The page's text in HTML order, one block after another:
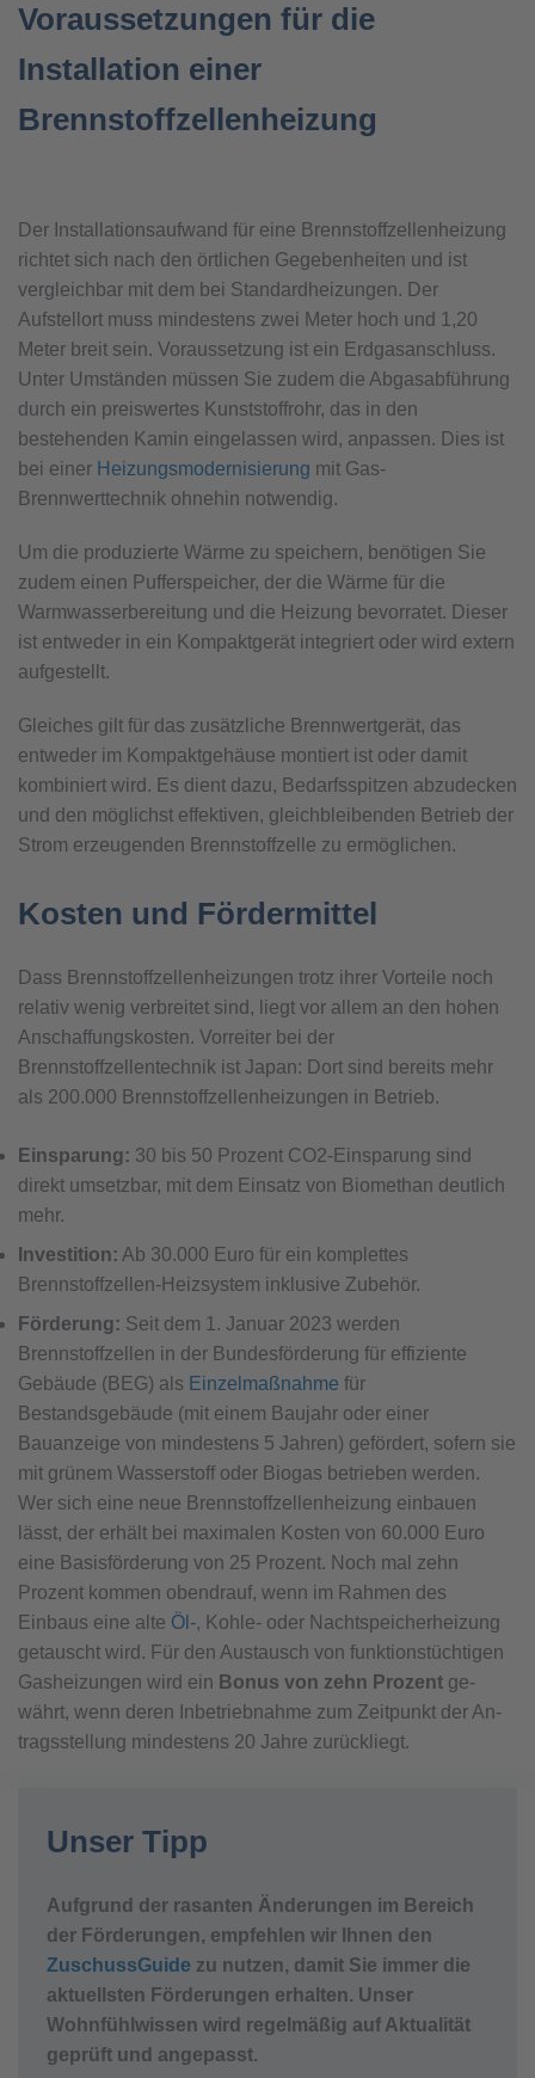
Voraussetzungen für die
Installation einer
Brennstoffzellenheizung
Der Installationsaufwand für eine Brennstoffzellenheizung
richtet sich nach den örtlichen Gegebenheiten und ist
vergleichbar mit dem bei Standardheizungen. Der
Aufstellort muss mindestens zwei Meter hoch und 1,20
Meter breit sein. Voraussetzung ist ein Erdgasanschluss.
Unter Umständen müssen Sie zudem die Abgasabführung
durch ein preiswertes Kunststoffrohr, das in den
bestehenden Kamin eingelassen wird, anpassen. Dies ist
bei einer Heizungsmodernisierung mit Gas-
Brennwerttechnik ohnehin notwendig.
Um die produzierte Wärme zu speichern, benötigen Sie
zudem einen Pufferspeicher, der die Wärme für die
Warmwasserbereitung und die Heizung bevorratet. Dieser
ist entweder in ein Kompaktgerät integriert oder wird extern
aufgestellt.
Gleiches gilt für das zusätzliche Brennwertgerät, das
entweder im Kompaktgehäuse montiert ist oder damit
kombiniert wird. Es dient dazu, Bedarfsspitzen abzudecken
und den möglichst effektiven, gleichbleibenden Betrieb der
Strom erzeugenden Brennstoffzelle zu ermöglichen.
Kosten und Fördermittel
Dass Brennstoffzellenheizungen trotz ihrer Vorteile noch
relativ wenig verbreitet sind, liegt vor allem an den hohen
Anschaffungskosten. Vorreiter bei der
Brennstoffzellentechnik ist Japan: Dort sind bereits mehr
als 200.000 Brennstoffzellenheizungen in Betrieb.
Einsparung: 30 bis 50 Prozent CO2-Einsparung sind
direkt umsetzbar, mit dem Einsatz von Biomethan deutlich
mehr.
Investition: Ab 30.000 Euro für ein komplettes
Brennstoffzellen-Heizsystem inklusive Zubehör.
Förderung: Seit dem 1. Januar 2023 werden
Brennstoffzellen in der Bundesförderung für effiziente
Gebäude (BEG) als Einzelmaßnahme für
Bestandsgebäude (mit einem Baujahr oder einer
Bauanzeige von mindestens 5 Jahren) gefördert, sofern sie
mit grünem Wasserstoff oder Biogas betrieben werden.
Wer sich eine neue Brennstoffzellenheizung einbauen
lässt, der erhält bei maximalen Kosten von 60.000 Euro
eine Basisförderung von 25 Prozent. Noch mal zehn
Prozent kommen obendrauf, wenn im Rahmen des
Einbaus eine alte Öl-, Koh­le- oder Nacht­spei­cher­hei­zun­g
getauscht wird. Für den Aus­tausch von funk­ti­ons­tüch­ti­gen
Gas­hei­zun­gen wird ein Bo­nus von zehn Prozent ge­
währt, wenn de­ren In­be­trieb­nah­me zum Zeit­punkt der An­
trags­stellung min­des­tens 20 Jah­re zu­rück­liegt.
Unser Tipp
Aufgrund der rasanten Änderungen im Bereich
der Förderungen, empfehlen wir Ihnen den
ZuschussGuide zu nutzen, damit Sie immer die
aktuellsten Förderungen erhalten. Unser
Wohnfühlwissen wird regelmäßig auf Aktualität
geprüft und angepasst.